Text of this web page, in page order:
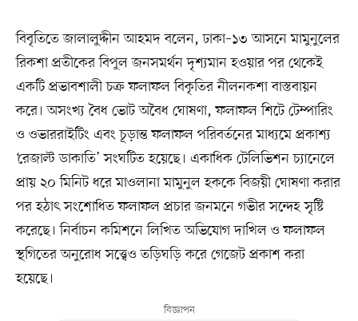
বিবৃতিতে জালালুদ্দীন আহমদ বলেন, ঢাকা–১৩ আসনে মামুনুলের
রিকশা প্রতীকের বিপুল জনসমর্থন দৃশ্যমান হওয়ার পর থেকেই
একটি প্রভাবশালী চক্র ফলাফল বিকৃতির নীলনকশা বাস্তবায়ন
করে। অসংখ্য বৈধ ভোট অবৈধ ঘোষণা, ফলাফল শিটে টেম্পারিং
ও ওভাররাইটিং এবং চূড়ান্ত ফলাফল পরিবর্তনের মাধ্যমে প্রকাশ্য
‘রেজাল্ট ডাকাতি’ সংঘটিত হয়েছে। একাধিক টেলিভিশন চ্যানেলে
প্রায় ২০ মিনিট ধরে মাওলানা মামুনুল হককে বিজয়ী ঘোষণা করার
পর হঠাৎ সংশোধিত ফলাফল প্রচার জনমনে গভীর সন্দেহ সৃষ্টি
করেছে। নির্বাচন কমিশনে লিখিত অভিযোগ দাখিল ও ফলাফল
স্থগিতের অনুরোধ সত্ত্বেও তড়িঘড়ি করে গেজেট প্রকাশ করা
হয়েছে।